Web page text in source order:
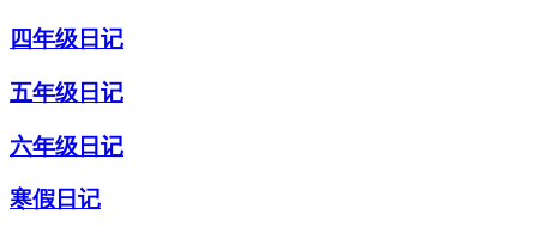
四年级日记
五年级日记
六年级日记
寒假日记